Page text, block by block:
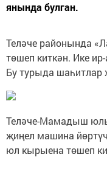
янында булган.
Теләче районында
төшеп киткән. Ике
Бу турыда шаһитлар
Теләче-Мамадыш
җиңел машина
юл кырыена төшеп